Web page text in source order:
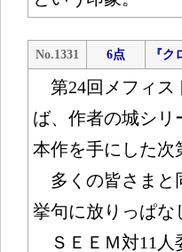
No.1331 6点 『
第24回メフィス
ば、作者の城シ
本作を手にした次
多くの皆さまと
挙句に放りっぱな
ＳＥＥＭ対11人